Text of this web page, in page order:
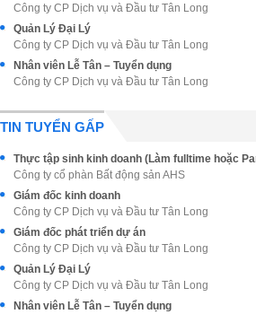
Công ty CP Dịch vụ và Đầu tư Tân Long
Quản Lý Đại Lý
Công ty CP Dịch vụ và Đầu tư Tân Long
Nhân viên Lễ Tân – Tuyển dụng
Công ty CP Dịch vụ và Đầu tư Tân Long
TIN TUYỂN GẤP
Thực tập sinh kinh doanh (Làm fulltime hoặc
Công ty cổ phàn Bất động sản AHS
Giám đốc kinh doanh
Công ty CP Dịch vụ và Đầu tư Tân Long
Giám đốc phát triển dự án
Công ty CP Dịch vụ và Đầu tư Tân Long
Quản Lý Đại Lý
Công ty CP Dịch vụ và Đầu tư Tân Long
Nhân viên Lễ Tân – Tuyển dụng